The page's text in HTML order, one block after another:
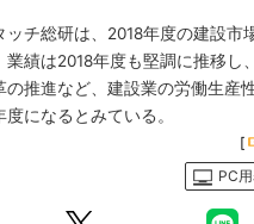
ッチ総研は、2018年度の建設市
業績は2018年度も堅調に推移し
の推進など、建設業の労働生産
になるとみている。
[
PC